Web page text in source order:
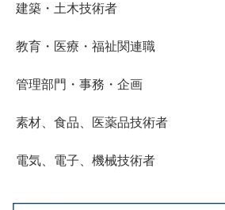
建築・土木技術者
教育・医療・福祉関連職
管理部門・事務・企画
素材、食品、医薬品技術者
電気、電子、機械技術者